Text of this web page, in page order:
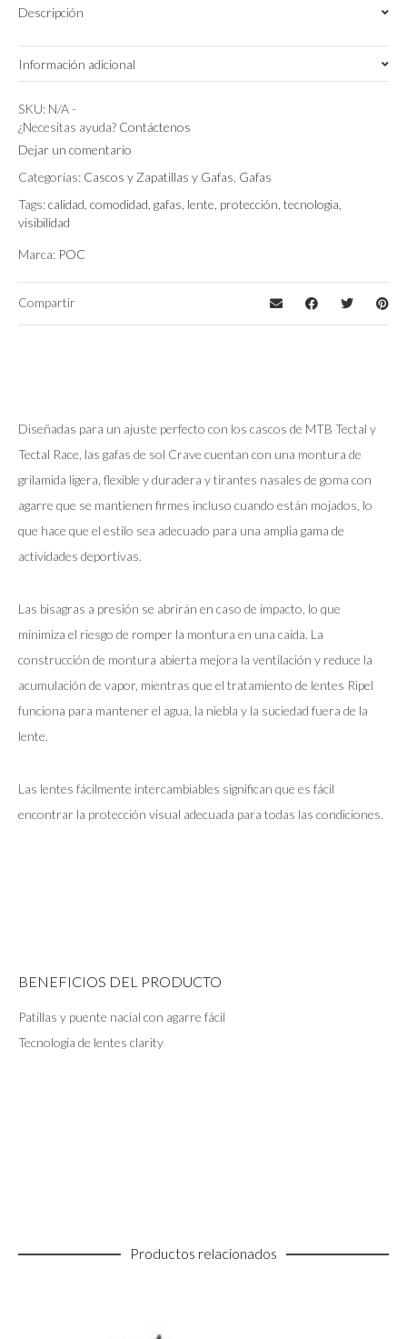
Descripción
Información adicional
Color
Lente
SKU: N/A-
¿Necesitas ayuda? Contáctenos
Dejar un comentario
Categorías: Cascos y Zapatillas y Gafas, Gafas
Tags:calidad, comodidad, gafas, lente, protección, tecnologia,
visibilidad
Marca: POC
Compartir
Diseñadas para un ajuste perfecto con los cascos de MTB Tectal y
Tectal Race, las gafas de sol Crave cuentan con una montura de
grilamida ligera, flexible y duradera y tirantes nasales de goma con
agarre que se mantienen firmes incluso cuando están mojados, lo
que hace que el estilo sea adecuado para una amplia gama de
actividades deportivas.
Las bisagras a presión se abrirán en caso de impacto, lo que
minimiza el riesgo de romper la montura en una caída. La
construcción de montura abierta mejora la ventilación y reduce la
acumulación de vapor, mientras que el tratamiento de lentes Ripel
funciona para mantener el agua, la niebla y la suciedad fuera de la
lente.
Las lentes fácilmente intercambiables significan que es fácil
encontrar la protección visual adecuada para todas las condiciones.
BENEFICIOS DEL PRODUCTO
Patillas y puente nacial con agarre fácil
Tecnologia de lentes clarity
Productos relacionados